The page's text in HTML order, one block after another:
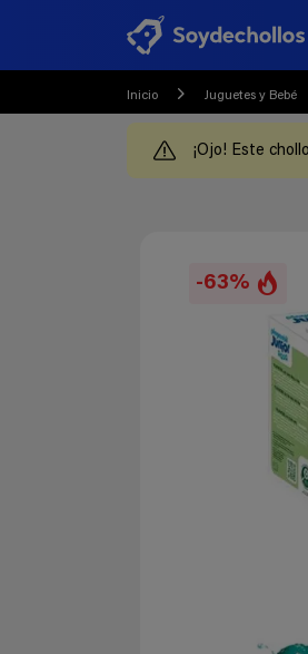
Inicio Juguetes y Bebé
¡Ojo! Este
-63%